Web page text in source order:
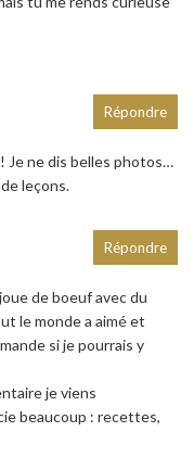
Je ne dis belles photos…
leçons.
Répondre
de boeuf avec du
le monde a aimé et
si je pourrais y
je viens
beaucoup : recettes,
Répondre